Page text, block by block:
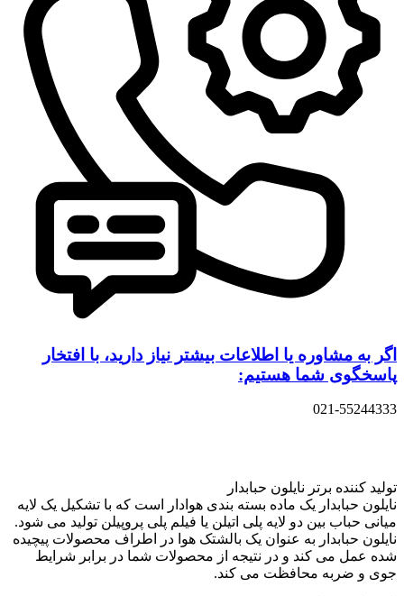
اگر به مشاوره یا اطلاعات بیشتر نیاز دارید، با افتخار
پاسخگوی شما هستیم:
021-55244333
تولید کننده برتر نایلون حبابدار
نایلون حبابدار یک ماده بسته بندی هوادار است که با تشکیل یک لایه
میانی حباب بین دو لایه پلی اتیلن یا فیلم پلی پروپیلن تولید می شود.
نایلون حبابدار به عنوان یک بالشتک هوا در اطراف محصولات پیچیده
شده عمل می کند و در نتیجه از محصولات شما در برابر شرایط
جوی و ضربه محافظت می کند.